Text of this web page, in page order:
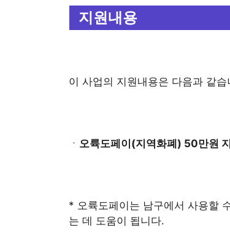
지원내용
이 사업의 지원내용은 다음과 같습
ㆍ 오륙도페이(지역화폐) 50만원
* 오륙도페이는 남구에서 사용할
는 데 도움이 됩니다.